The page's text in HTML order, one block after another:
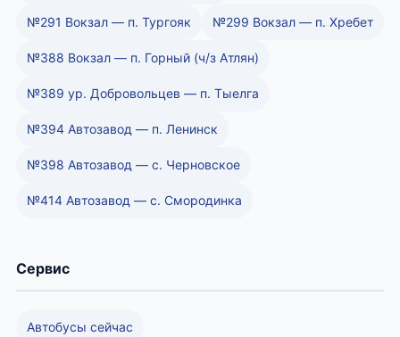
№291 Вокзал — п. Тургояк №299 Вокзал — п. Хребет
№388 Вокзал — п. Горный (ч/з Атлян)
№389 ур. Добровольцев — п. Тыелга
№394 Автозавод — п. Ленинск
№398 Автозавод — с. Черновское
№414 Автозавод — с. Смородинка
Сервис
Автобусы сейчас